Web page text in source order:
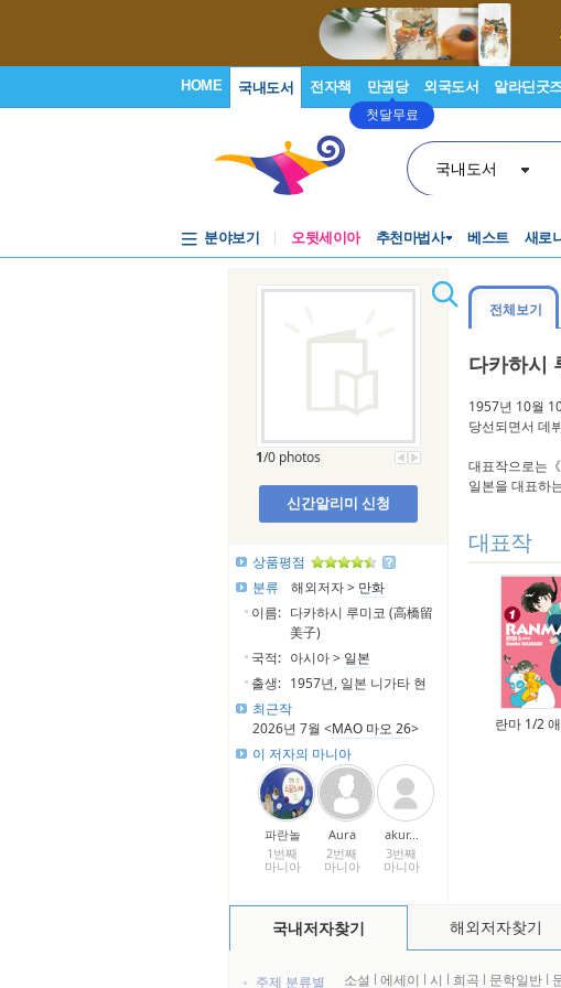
HOME 국내도서 전자책 만권당
첫달무료
외국도서 알라딘굿
국내도서
분야보기 오뒷세이아 추천마법사 베스트 새로
1/0 photos
신간알리미 신청
상품평점
분류
해외저자 > 만화
이름: 다카하시 루미코 (高橋留
美子)
국적: 아시아 > 일본
출생: 1957년, 일본 니가타 현
최근작
2026년 7월 <MAO 마오 26>
이 저자의 마니아
파란놀
1번째
마니아
Aura
2번째
마니아
akur...
3번째
마니아
전체보기
다카하시
1957년 10월
당선되면서 데
대표작으로는
일본을 대표하
대표작
란마 1/2
국내저자찾기 해외저자찾기
주제 분류별 소설 l 에세이 l 시 l 희곡 l 문학일반 l